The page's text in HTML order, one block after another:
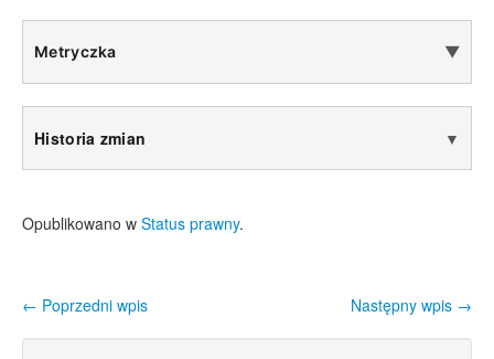
Metryczka ▼
Historia zmian ▼
Opublikowano w Status prawny.
Nawigacja wpisu
Następny wpis →
← Poprzedni wpis